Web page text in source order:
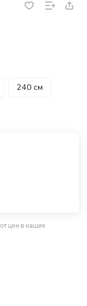
240 см
цен в наших